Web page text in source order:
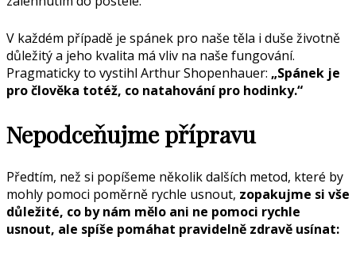
V každém případě je spánek pro naše těla i duše životně
důležitý a jeho kvalita má vliv na naše fungování.
Pragmaticky to vystihl Arthur Shopenhauer: „Spánek je
pro člověka totéž, co natahování pro hodinky.“
Nepodceňujme přípravu
Předtím, než si popíšeme několik dalších metod, které by
mohly pomoci poměrně rychle usnout, zopakujme si vše
důležité, co by nám mělo ani ne pomoci rychle
usnout, ale spíše pomáhat pravidelně zdravě usínat: